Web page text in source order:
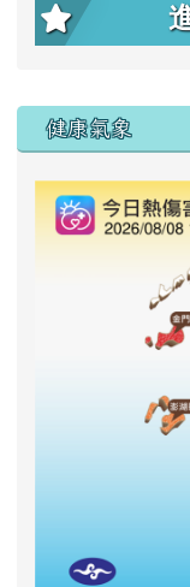
右邊區域內容
健康氣象